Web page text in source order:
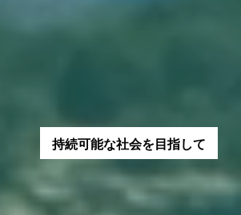
私たちにできるこ とは